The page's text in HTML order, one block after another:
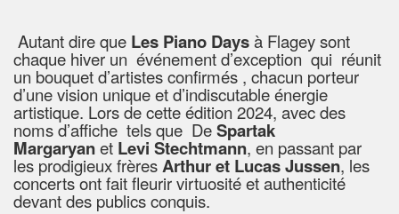
Autant dire que Les Piano Daysà Flagey sont
chaque hiver un événement d’exception qui réunit
un bouquet d’artistes confirmés , chacun porteur
d’une vision unique et d’indiscutable énergie
artistique. Lors de cette édition 2024, avec des
noms d’affiche tels que DeSpartak
Margaryanet Levi Stechtmann, en passant par
les prodigieux frèresArthur et Lucas Jussen, les
concerts ont fait fleurir virtuosité et authenticité
devant des publics conquis.